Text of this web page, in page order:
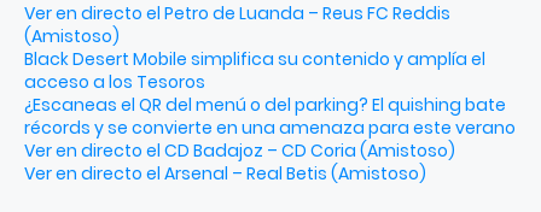
Ver en directo el Petro de Luanda – Reus FC Reddis
(Amistoso)
Black Desert Mobile simplifica su contenido y amplía el
acceso a los Tesoros
¿Escaneas el QR del menú o del parking? El quishing bate
récords y se convierte en una amenaza para este verano
Ver en directo el CD Badajoz – CD Coria (Amistoso)
Ver en directo el Arsenal – Real Betis (Amistoso)